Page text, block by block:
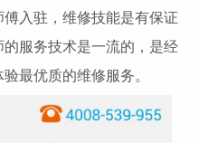
入驻，维修技能是有保证
服务技术是一流的，是经
最优质的维修服务。